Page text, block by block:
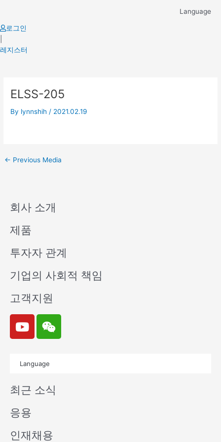
content
Language
로그인
레지스터
ELSS-205
By lynnshih / 2021.02.19
navigation
← Previous Media
회사 소개
제품
투자자 관계
기업의 사회적 책임
고객지원
Y
o
u
e
W
e
i
n
Language
최근 소식
응용
인재채용